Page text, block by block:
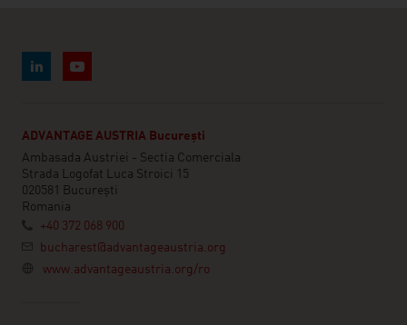
ADVANTAGE AUSTRIA București
Ambasada Austriei - Sectia Comerciala
Strada Logofat Luca Stroici 15
020581 București
Romania
+40 372 068 900
bucharest@advantageaustria.org
www.advantageaustria.org/ro